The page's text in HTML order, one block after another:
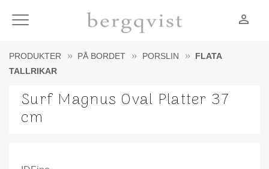
Meny person_outline
PRODUKTER PÅ BORDET PORSLIN
FLATA
TALLRIKAR
Surf Magnus Oval Platter 37
cm